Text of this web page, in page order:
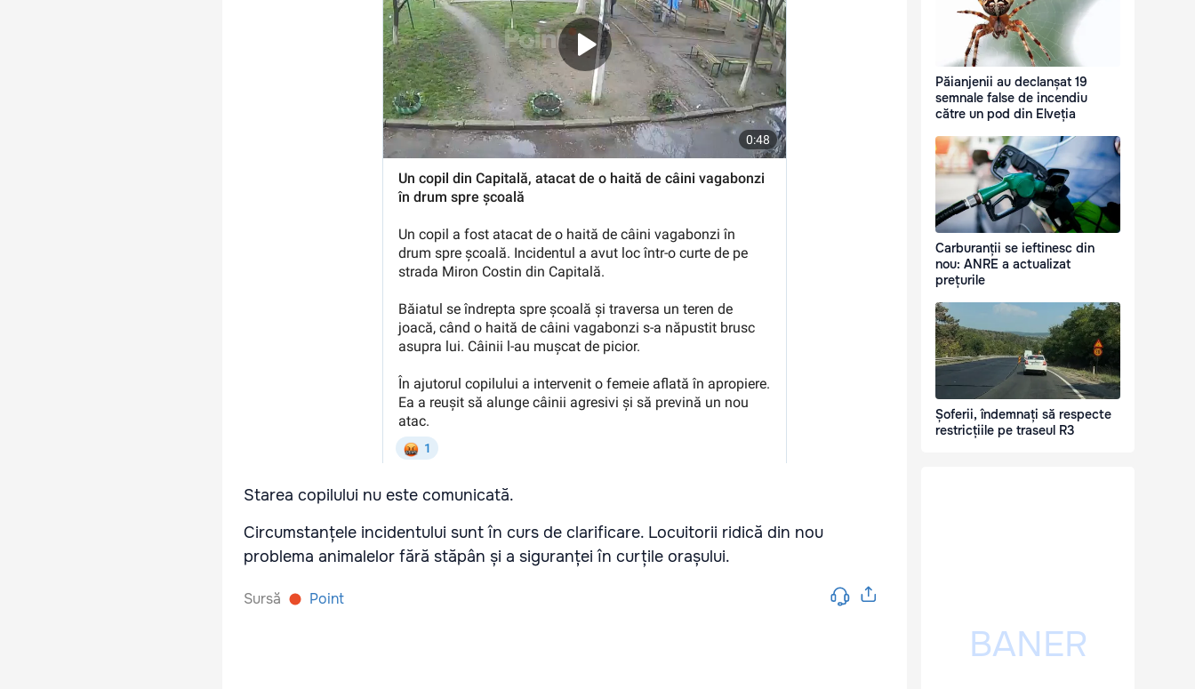
Starea copilului nu este comunicată.
Circumstanțele incidentului sunt în curs de clarificare. Locuitorii ridică din nou
problema animalelor fără stăpân și a siguranței în curțile orașului.
Sursă Point
Păianjenii au declanșat 19
semnale false de incendiu
către un pod din Elveția
Carburanții se ieftinesc din
nou: ANRE a actualizat
prețurile
Șoferii, îndemnați să respecte
restricțiile pe traseul R3